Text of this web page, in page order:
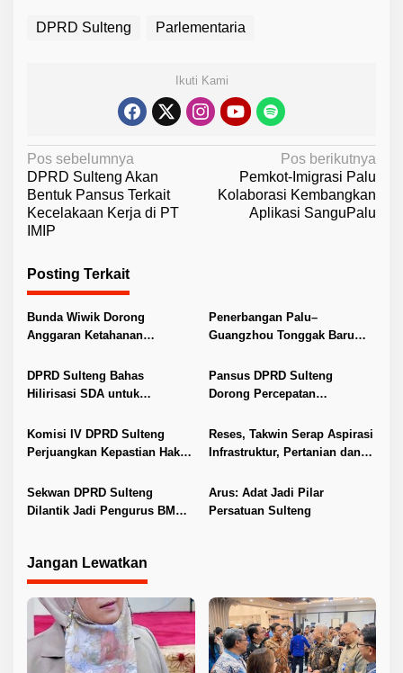
DPRD Sulteng Parlementaria
Ikuti Kami
N
a
v
i
g
a
s
i
p
o
Pos sebelumnya
DPRD Sulteng Akan
Bentuk Pansus Terkait
Kecelakaan Kerja di PT
IMIP
Pos berikutnya
Pemkot-Imigrasi Palu
Kolaborasi Kembangkan
Aplikasi SanguPalu
Posting Terkait
Bunda Wiwik Dorong
Anggaran Ketahanan
Penerbangan Palu–
Guangzhou Tonggak Baru
DPRD Sulteng Bahas
Hilirisasi SDA untuk
Pansus DPRD Sulteng
Dorong Percepatan
Sawit di Toli-Toli
Komisi IV DPRD Sulteng
Perjuangkan Kepastian Hak
Reses, Takwin Serap Aspirasi
Infrastruktur, Pertanian dan
Sekwan DPRD Sulteng
Dilantik Jadi Pengurus BMA
Arus: Adat Jadi Pilar
Persatuan Sulteng
Jangan Lewatkan